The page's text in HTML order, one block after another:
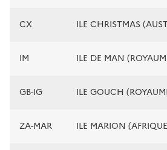
CX ILE CHRISTMAS
IM ILE DE MAN
GB-IG ILE GOUCH
ZA-MAR ILE MARION